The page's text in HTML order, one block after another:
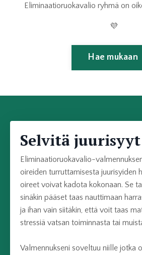
Eliminaatioruokavalio ryhmä on
💜
Hae mukaan
Selvitä juurisyyt
Eliminaatioruokavalio-
oireiden turruttamisesta juurisyiden
oireet voivat kadota kokonaan. Se
sinäkin pääset taas nauttimaan
ja ihan vain siitäkin, että voit taas
stressiä vatsan toiminnasta tai
Valmennukseni soveltuu niille jotka